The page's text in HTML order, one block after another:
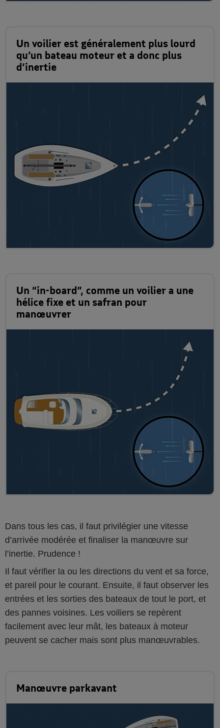
Un voilier est généralement plus lourd
qu’un bateau moteur et a donc plus
d’inertie
Un “in-board”, comme un voilier a une
hélice fixe et un safran pour
manœuvrer
Dans tous les cas, il faut privilégier une vitesse
d’arrivée modérée et finaliser la manœuvre sur
l’inertie. Prudence !
Il faut vérifier la ou les directions du vent et sa force,
et pareil pour le courant. Ensuite, il faut observer les
entrées et les sorties des bateaux de tout le port, et
des pannes voisines. Les voiliers se repèrent
facilement avec leur mât, les bateaux à moteur
peuvent se cacher mais sont plus manœuvrables.
Manœuvre parkavant